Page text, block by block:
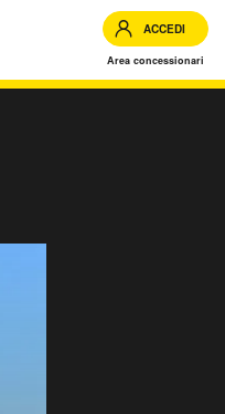
ACCEDI
Area concessionari